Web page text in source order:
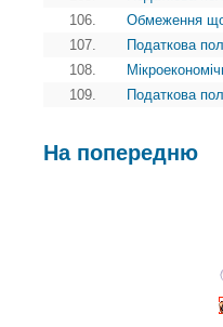
106.
Обмеження
107.
Податкова
108.
109.
Податкова
На попередню